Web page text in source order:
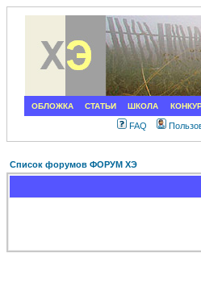
ОБЛОЖКА СТАТЬИ ШКОЛА
FAQ
Список форумов ФОРУМ ХЭ